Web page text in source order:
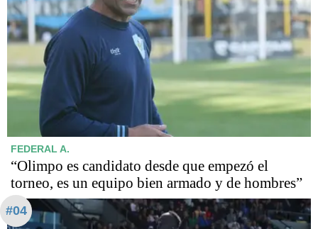
FEDERAL A.
“Olimpo es candidato desde que empezó el
torneo, es un equipo bien armado y de hombres”
#04